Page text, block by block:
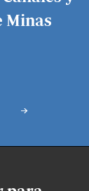
Minas